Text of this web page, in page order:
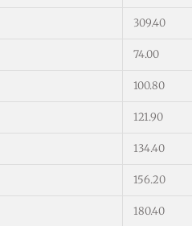
309.40
74.00
100.80
121.90
134.40
156.20
180.40